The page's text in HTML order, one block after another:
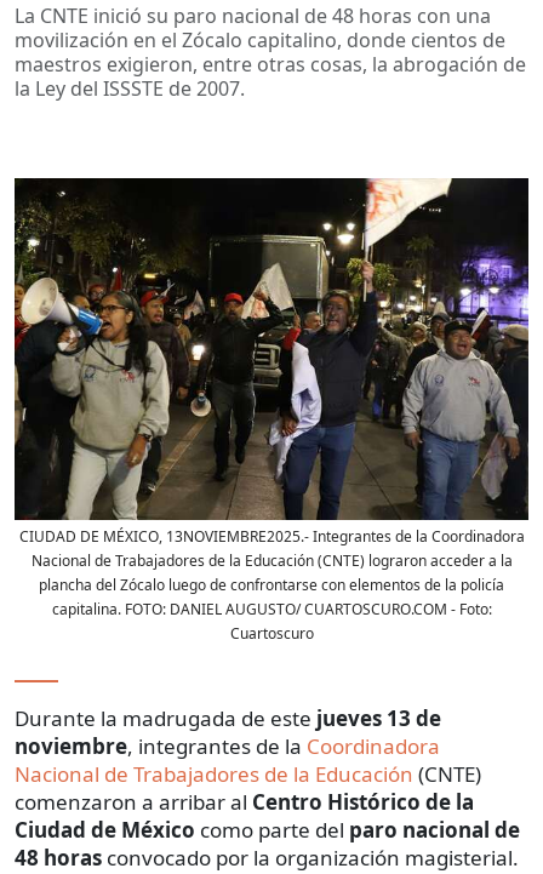
La CNTE inició su paro nacional de 48 horas con una
movilización en el Zócalo capitalino, donde cientos de
maestros exigieron, entre otras cosas, la abrogación de
la Ley del ISSSTE de 2007.
CIUDAD DE MÉXICO, 13NOVIEMBRE2025.- Integrantes de la Coordinadora
Nacional de Trabajadores de la Educación (CNTE) lograron acceder a la
plancha del Zócalo luego de confrontarse con elementos de la policía
capitalina. FOTO: DANIEL AUGUSTO/ CUARTOSCURO.COM - Foto:
Cuartoscuro
Durante la madrugada de este jueves 13 de
noviembre, integrantes de la Coordinadora
Nacional de Trabajadores de la Educación (CNTE)
comenzaron a arribar al Centro Histórico de la
Ciudad de México como parte del paro nacional de
48 horas convocado por la organización magisterial.